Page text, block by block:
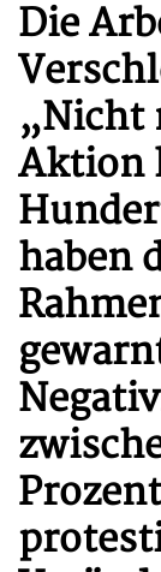
Die
„Nicht
Aktion
haben